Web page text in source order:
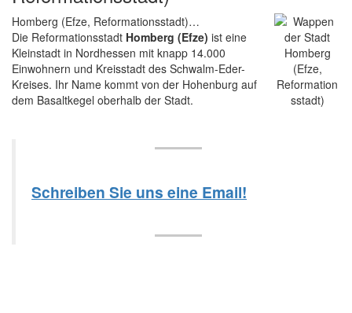
Homberg (Efze, Reformationsstadt)…
Die Reformationsstadt Homberg (Efze) ist eine
Kleinstadt in Nordhessen mit knapp 14.000
Einwohnern und Kreisstadt des Schwalm-Eder-
Kreises. Ihr Name kommt von der Hohenburg auf
dem Basaltkegel oberhalb der Stadt.
Schreiben Sie uns eine Email!